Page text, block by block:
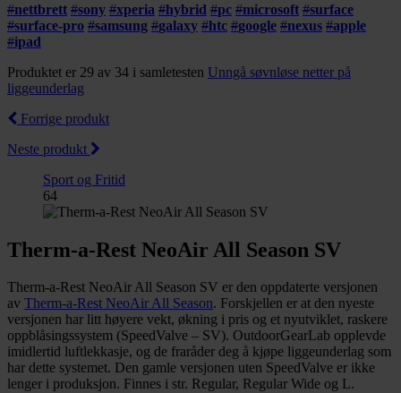
#nettbrett #sony #xperia #hybrid #pc #microsoft #surface
#surface-pro #samsung #galaxy #htc #google #nexus #apple
#ipad
Produktet er 29 av 34 i samletesten Unngå søvnløse netter på
liggeunderlag
Forrige produkt
Neste produkt
Sport og Fritid
64
Therm-a-Rest NeoAir All Season SV
Therm-a-Rest NeoAir All Season SV er den oppdaterte versjonen
av Therm-a-Rest NeoAir All Season. Forskjellen er at den nyeste
versjonen har litt høyere vekt, økning i pris og et nyutviklet, raskere
oppblåsingssystem (SpeedValve – SV). OutdoorGearLab opplevde
imidlertid luftlekkasje, og de fraråder deg å kjøpe liggeunderlag som
har dette systemet. Den gamle versjonen uten SpeedValve er ikke
lenger i produksjon. Finnes i str. Regular, Regular Wide og L.